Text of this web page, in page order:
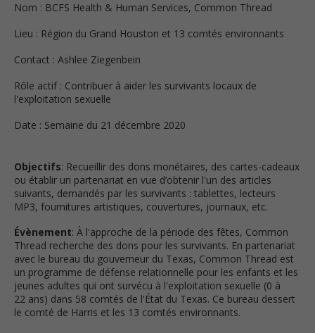
Nom : BCFS Health & Human Services, Common Thread
Lieu : Région du Grand Houston et 13 comtés environnants
Contact : Ashlee Ziegenbein
Rôle actif : Contribuer à aider les survivants locaux de
l'exploitation sexuelle
Date : Semaine du 21 décembre 2020
Objectifs: Recueillir des dons monétaires, des cartes-cadeaux
ou établir un partenariat en vue d’obtenir l'un des articles
suivants, demandés par les survivants : tablettes, lecteurs
MP3, fournitures artistiques, couvertures, journaux, etc.
Évènement: À l'approche de la période des fêtes, Common
Thread recherche des dons pour les survivants. En partenariat
avec le bureau du gouverneur du Texas, Common Thread est
un programme de défense relationnelle pour les enfants et les
jeunes adultes qui ont survécu à l'exploitation sexuelle (0 à
22 ans) dans 58 comtés de l'État du Texas. Ce bureau dessert
le comté de Harris et les 13 comtés environnants.